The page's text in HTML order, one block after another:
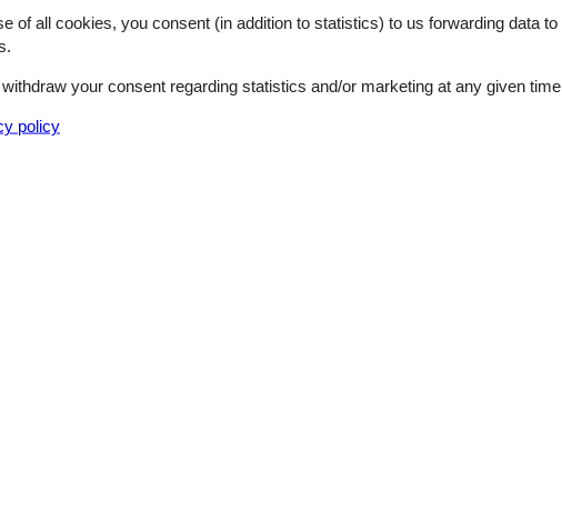
5,0
4,0
of all cookies, you consent (in addition to statistics) to us forwarding data
your consent regarding statistics and/or marketing at any given
policy